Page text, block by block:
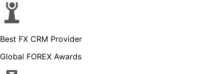
Best FX CRM Provider
Global FOREX Awards